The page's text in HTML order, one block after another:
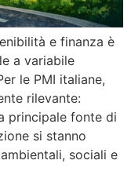
e finanza è
a variabile
le PMI italiane,
rilevante:
principale fonte di
si stanno
sociali e